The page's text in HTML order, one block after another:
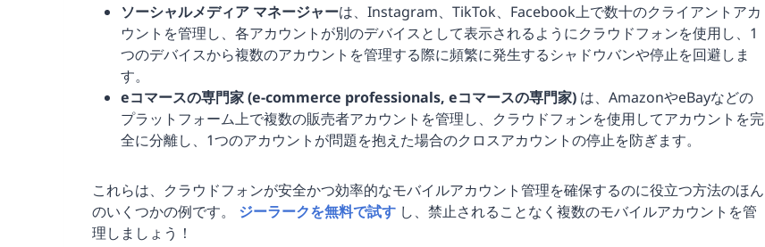
ソーシャルメディア マネージャーは、Instagram、TikTok、Facebook上で数十のクライアントアカ
ウントを管理し、各アカウントが別のデバイスとして表示されるようにクラウドフォンを使用し、1
つのデバイスから複数のアカウントを管理する際に頻繁に発生するシャドウバンや停止を回避しま
す。
eコマースの専門家 (e-commerce professionals, eコマースの専門家) は、AmazonやeBayなどの
プラットフォーム上で複数の販売者アカウントを管理し、クラウドフォンを使用してアカウントを完
全に分離し、1つのアカウントが問題を抱えた場合のクロスアカウントの停止を防ぎます。
これらは、クラウドフォンが安全かつ効率的なモバイルアカウント管理を確保するのに役立つ方法のほん
のいくつかの例です。 ジーラークを無料で試す し、禁止されることなく複数のモバイルアカウントを管
理しましょう！